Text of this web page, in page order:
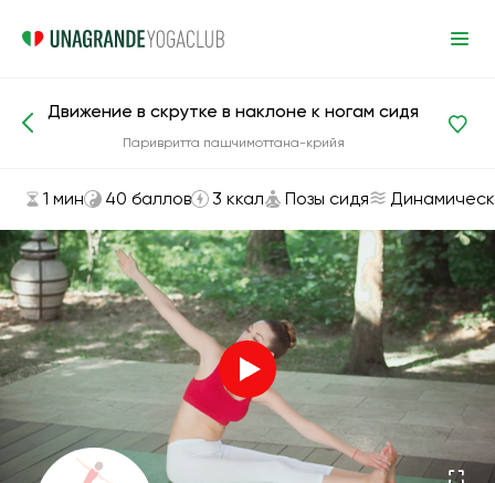
Асаны и упражнения
Движение в скрутке в наклоне к ногам сидя
Паривритта пашчимоттана-крийя
1 мин 40 баллов 3 ккал Позы сидя